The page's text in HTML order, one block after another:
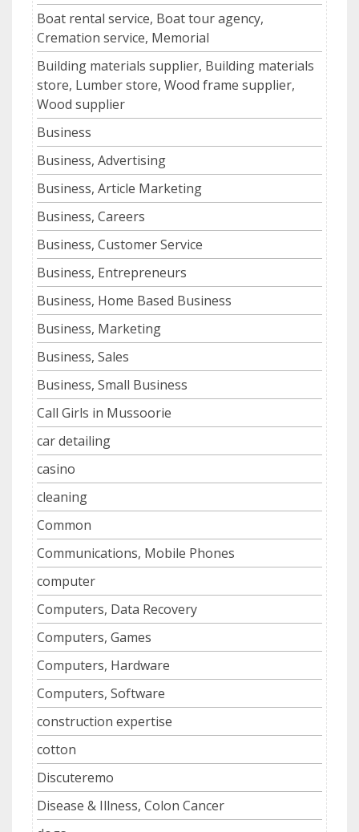
Boat rental service, Boat tour agency,
Cremation service, Memorial
Building materials supplier, Building materials
store, Lumber store, Wood frame supplier,
Wood supplier
Business
Business, Advertising
Business, Article Marketing
Business, Careers
Business, Customer Service
Business, Entrepreneurs
Business, Home Based Business
Business, Marketing
Business, Sales
Business, Small Business
Call Girls in Mussoorie
car detailing
casino
cleaning
Common
Communications, Mobile Phones
computer
Computers, Data Recovery
Computers, Games
Computers, Hardware
Computers, Software
construction expertise
cotton
Discuteremo
Disease & Illness, Colon Cancer